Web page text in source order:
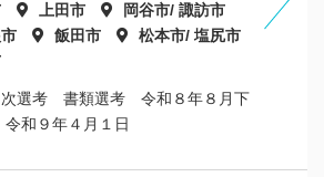
上田市
岡谷市/ 諏訪市
飯田市
松本市/ 塩尻市
次選考 書類選考 令和８年８月下
和９年４月１日